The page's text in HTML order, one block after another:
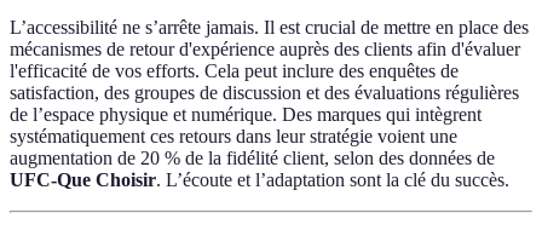
L’accessibilité ne s’arrête jamais. Il est crucial de mettre en place des
mécanismes de retour d'expérience auprès des clients afin d'évaluer
l'efficacité de vos efforts. Cela peut inclure des enquêtes de
satisfaction, des groupes de discussion et des évaluations régulières
de l’espace physique et numérique. Des marques qui intègrent
systématiquement ces retours dans leur stratégie voient une
augmentation de 20 % de la fidélité client, selon des données de
UFC-Que Choisir. L’écoute et l’adaptation sont la clé du succès.